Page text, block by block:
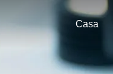
Casa